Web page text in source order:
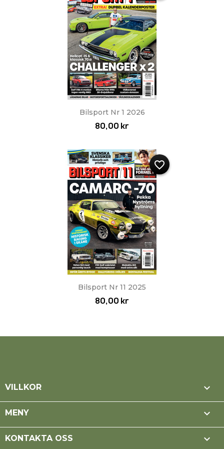
Bilsport Nr 1 2026
80,00 kr
Bilsport Nr 11 2025
80,00 kr
favorite_border
VILLKOR 
MENY 
KONTAKTA OSS 